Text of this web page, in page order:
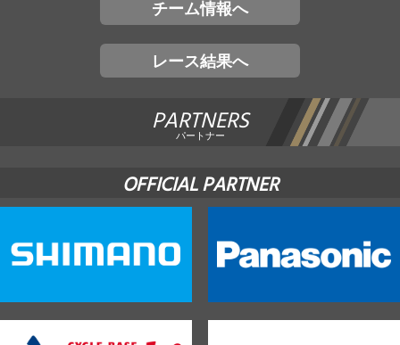
チーム情報へ
レース結果へ
PARTNERS
パートナー
OFFICIAL PARTNER